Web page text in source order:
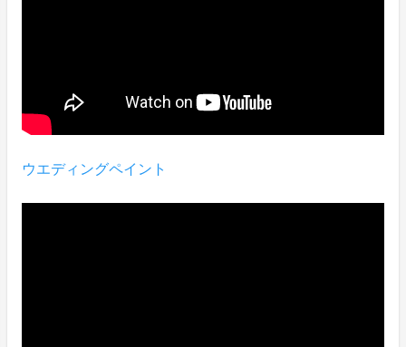
ウエディングペイント